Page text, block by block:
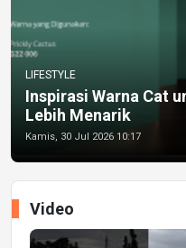
LIFESTYLE
Inspirasi Warna Cat
Lebih Menarik
Kamis, 30 Jul 2026 10:17
Video